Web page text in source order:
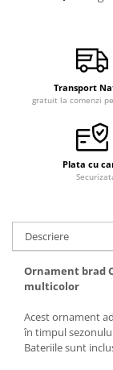
Transport
gratuit la comenzi
Plata cu
Descriere
Ornament brad
multicolor
Acest ornament
în timpul
Bateriile sunt